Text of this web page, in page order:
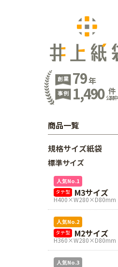
創業 79年
事例 1,490 件
公開中
商品一覧
規格サイズ紙袋
標準サイズ
人気No.1
タテ型 M3サイズ
H400×W280×D80mm
人気No.2
タテ型 M2サイズ
H360×W280×D80mm
人気No.3